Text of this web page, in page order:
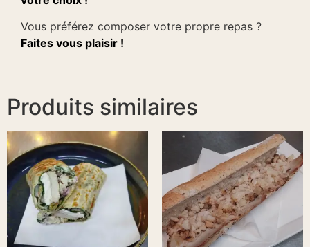
Vous préférez composer votre propre repas ?
Faites vous plaisir !
Produits similaires